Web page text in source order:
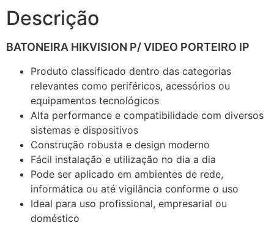
Descrição
BATONEIRA HIKVISION P/ VIDEO PORTEIRO IP
Produto classificado dentro das categorias
relevantes como periféricos, acessórios ou
equipamentos tecnológicos
Alta performance e compatibilidade com diversos
sistemas e dispositivos
Construção robusta e design moderno
Fácil instalação e utilização no dia a dia
Pode ser aplicado em ambientes de rede,
informática ou até vigilância conforme o uso
Ideal para uso profissional, empresarial ou
doméstico